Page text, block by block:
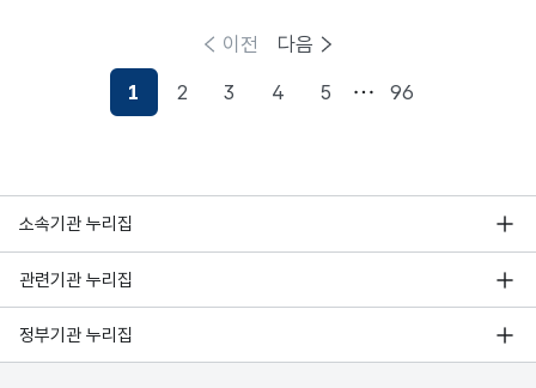
이전
현재페이지
1 2 3 4 5 96
다음
소속기관 누리집
관련기관 누리집
정부기관 누리집